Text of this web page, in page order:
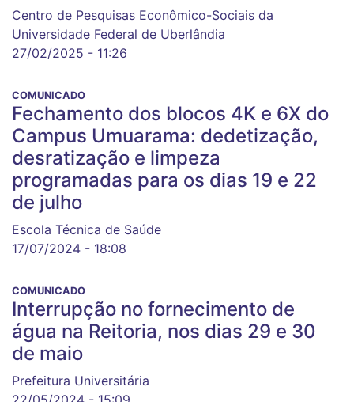
Centro de Pesquisas Econômico-Sociais da
Universidade Federal de Uberlândia
27/02/2025 - 11:26
COMUNICADO
Fechamento dos blocos 4K e 6X do
Campus Umuarama: dedetização,
desratização e limpeza
programadas para os dias 19 e 22
de julho
Escola Técnica de Saúde
17/07/2024 - 18:08
COMUNICADO
Interrupção no fornecimento de
água na Reitoria, nos dias 29 e 30
de maio
Prefeitura Universitária